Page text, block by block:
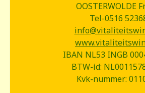
OOSTERWOLDE
Tel-0516
IBAN NL53 INGB
BTW-id:
Kvk-nummer: